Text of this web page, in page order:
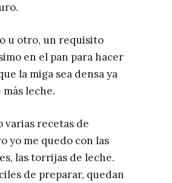
u otro, un requisito
en el pan para hacer
la miga sea densa ya
leche.
varias recetas de
yo me quedo con las
las torrijas de leche.
de preparar, quedan